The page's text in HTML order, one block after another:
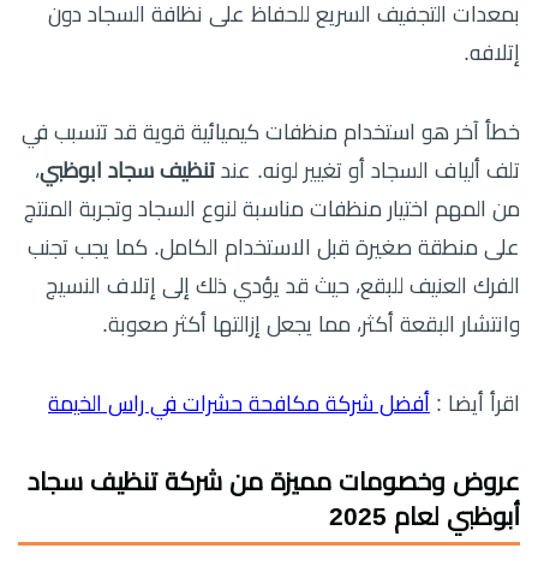
بمعدات التجفيف السريع للحفاظ على نظافة السجاد دون
إتلافه.
خطأ آخر هو استخدام منظفات كيميائية قوية قد تتسبب في
تلف ألياف السجاد أو تغيير لونه. عند تنظيف سجاد ابوظبي،
من المهم اختيار منظفات مناسبة لنوع السجاد وتجربة المنتج
على منطقة صغيرة قبل الاستخدام الكامل. كما يجب تجنب
الفرك العنيف للبقع، حيث قد يؤدي ذلك إلى إتلاف النسيج
وانتشار البقعة أكثر، مما يجعل إزالتها أكثر صعوبة.
اقرأ أيضا : أفضل شركة مكافحة حشرات في راس الخيمة
عروض وخصومات مميزة من شركة تنظيف سجاد
أبوظبي لعام 2025